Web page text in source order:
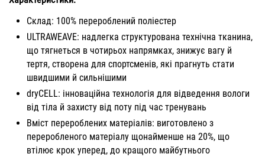
Склад: 100% перероблений поліестер
ULTRAWEAVE: надлегка структурована технічна тканина,
що тягнеться в чотирьох напрямках, знижує вагу й
тертя, створена для спортсменів, які прагнуть стати
швидшими й сильнішими
dryCELL: інноваційна технологія для відведення вологи
від тіла й захисту від поту під час тренувань
Вміст перероблених матеріалів: виготовлено з
переробленого матеріалу щонайменше на 20%, що
втілює крок уперед, до кращого майбутнього